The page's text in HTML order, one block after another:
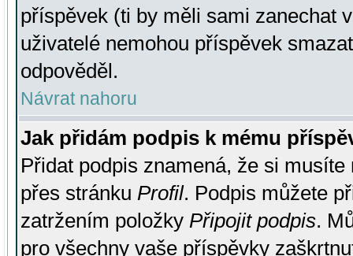
příspěvek (ti by měli sami zanechat
uživatelé nemohou příspěvek
odpověděl.
Návrat nahoru
Jak přidám podpis k mému
Přidat podpis znamená, že si
přes stránku Profil. Podpis můžete
zatržením položky Připojit podpis.
pro všechny vaše příspěvky